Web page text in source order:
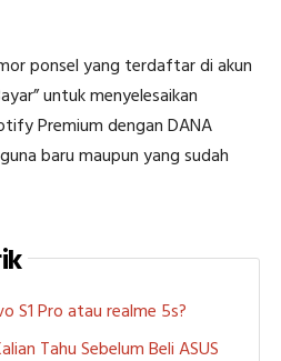
ponsel yang terdaftar di akun
untuk menyelesaikan
Premium dengan DANA
baru maupun yang sudah
S1 Pro atau realme 5s?
Tahu Sebelum Beli ASUS